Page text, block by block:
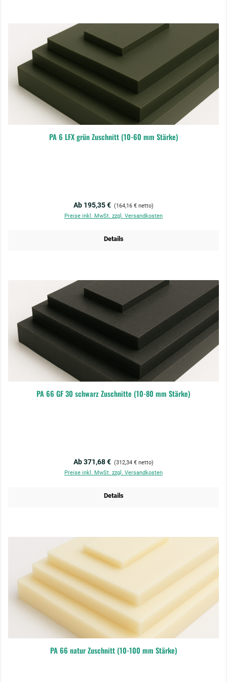
PA 6 LFX grün Zuschnitt (10-60 mm Stärke)
Regulärer Preis:
Ab 195,35 € (164,16 € netto)
Preise inkl. MwSt. zzgl. Versandkosten
Details
PA 66 GF 30 schwarz Zuschnitte (10-80 mm Stärke)
Regulärer Preis:
Ab 371,68 € (312,34 € netto)
Preise inkl. MwSt. zzgl. Versandkosten
Details
PA 66 natur Zuschnitt (10-100 mm Stärke)